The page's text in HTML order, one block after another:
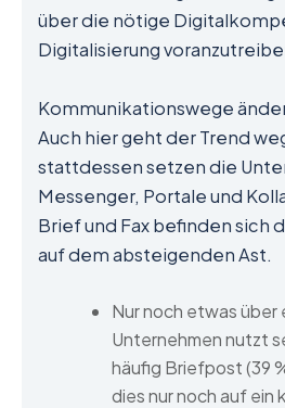
über die nötige
Digitalisierung
Kommunikationswege
Auch hier geht der Trend
stattdessen setzen die
Messenger, Portale und
Brief und Fax befinden sich
auf dem absteigenden Ast.
Nur noch etwas über
Unternehmen nutzt
häufig Briefpost (39
dies nur noch auf ein